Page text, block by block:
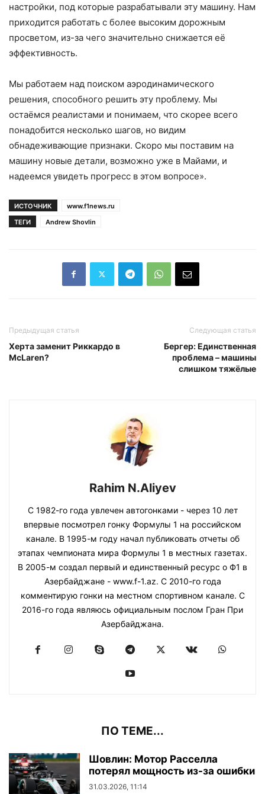
настройки, под которые разрабатывали эту машину. Нам
приходится работать с более высоким дорожным
просветом, из-за чего значительно снижается её
эффективность.
Мы работаем над поиском аэродинамического
решения, способного решить эту проблему. Мы
остаёмся реалистами и понимаем, что скорее всего
понадобится несколько шагов, но видим
обнадеживающие признаки. Скоро мы поставим на
машину новые детали, возможно уже в Майами, и
надеемся увидеть прогресс в этом вопросе».
ИСТОЧНИК
www.f1news.ru
ТЕГИ
Andrew Shovlin
Предыдущая статья
Херта заменит Риккардо в
McLaren?
Следующая статья
Бергер: Единственная
проблема – машины
слишком тяжёлые
Rahim N.Aliyev
С 1982-го года увлечен автогонками - через 10 лет
впервые посмотрел гонку Формулы 1 на российском
канале. В 1995-м году начал публиковать отчеты об
этапах чемпионата мира Формулы 1 в местных газетах.
В 2005-м создал первый и единственный ресурс о Ф1 в
Азербайджане - www.f-1.az. С 2010-го года
комментирую гонки на местном спортивном канале. С
2016-го года являюсь официальным послом Гран При
Азербайджана.
ПО ТЕМЕ...
Шовлин: Мотор Расселла
потерял мощность из-за ошибки
31.03.2026, 11:14